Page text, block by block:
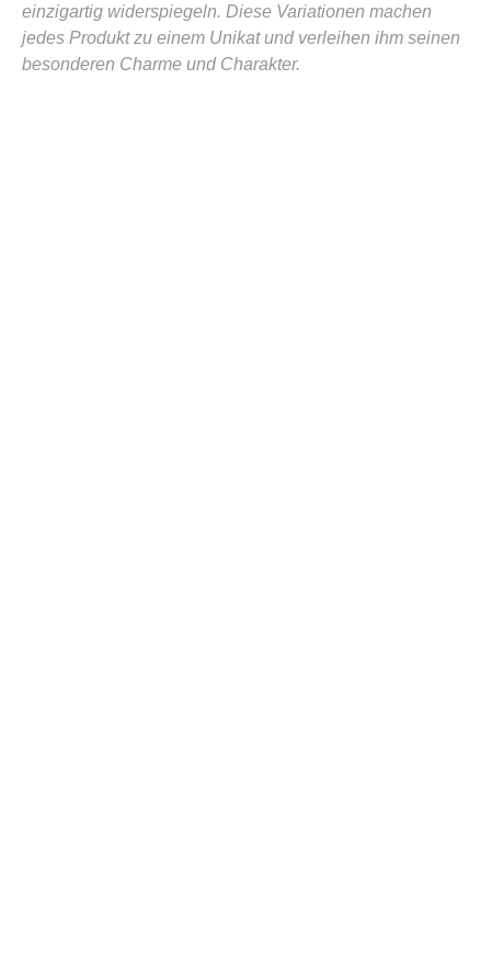
einzigartig widerspiegeln. Diese Variationen machen
jedes Produkt zu einem Unikat und verleihen ihm seinen
besonderen Charme und Charakter.